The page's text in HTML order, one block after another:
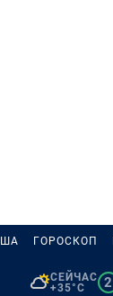
ГОРОСКОП
СЕЙЧАС
+35°C
2